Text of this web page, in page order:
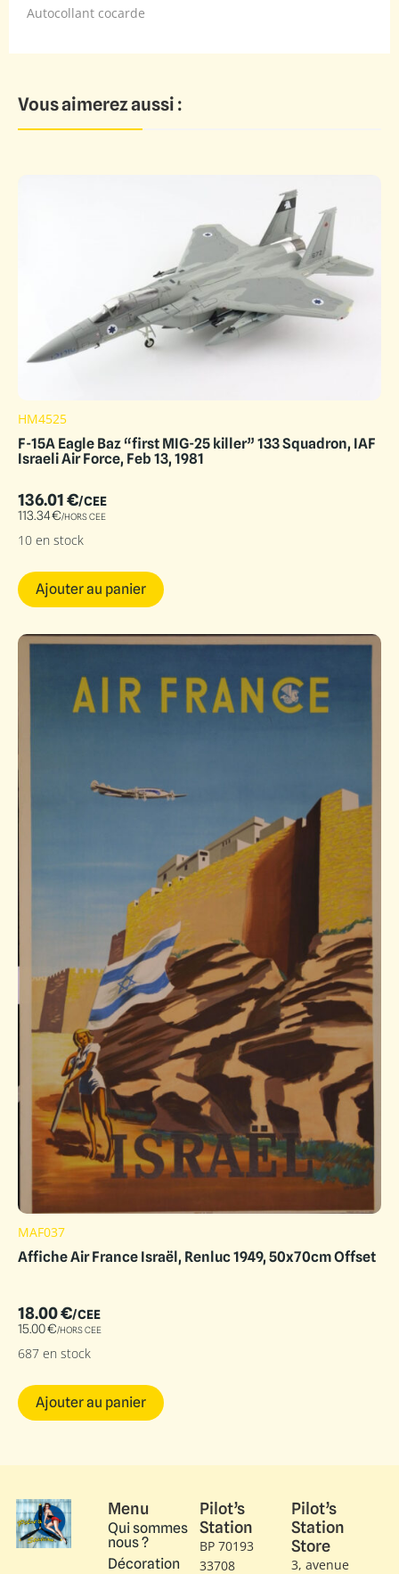
Autocollant cocarde
Vous aimerez aussi :
HM4525
F-15A Eagle Baz “first MIG-25 killer” 133 Squadron, IAF
Israeli Air Force, Feb 13, 1981
136.01€/CEE
113.34€/HORS CEE
10 en stock
Ajouter au panier
MAF037
Affiche Air France Israël, Renluc 1949, 50x70cm Offset
18.00€/CEE
15.00€/HORS CEE
687 en stock
Ajouter au panier
Menu
Qui sommes
nous ?
Décoration
Pilot’s
Station
BP 70193
33708
Pilot’s
Station
Store
3, avenue